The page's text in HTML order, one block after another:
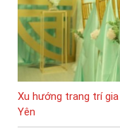
Xu hướng trang trí
Yên